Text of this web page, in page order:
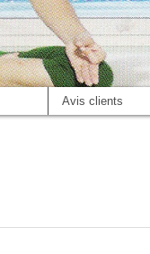
Avis clients